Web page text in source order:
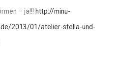
– ja!!! http://minu-
2013/01/atelier-stella-und-